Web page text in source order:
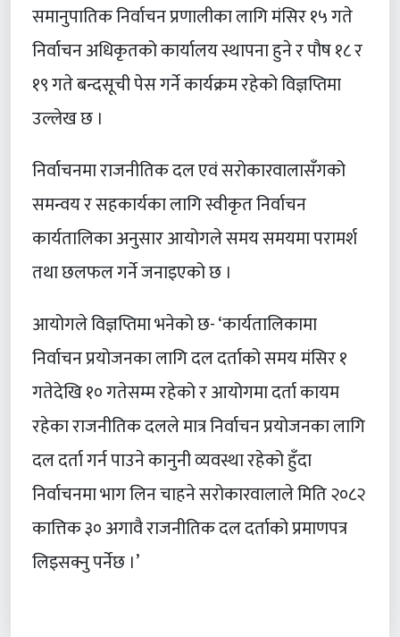
समानुपातिक निर्वाचन प्रणालीका लागि मंसिर १५ गते
निर्वाचन अधिकृतको कार्यालय स्थापना हुने र पौष १८ र
१९ गते बन्दसूची पेस गर्ने कार्यक्रम रहेको विज्ञप्तिमा
उल्लेख छ ।
निर्वाचनमा राजनीतिक दल एवं सरोकारवालासँगको
समन्वय र सहकार्यका लागि स्वीकृत निर्वाचन
कार्यतालिका अनुसार आयोगले समय समयमा परामर्श
तथा छलफल गर्ने जनाइएको छ ।
आयोगले विज्ञप्तिमा भनेको छ- ‘कार्यतालिकामा
निर्वाचन प्रयोजनका लागि दल दर्ताको समय मंसिर १
गतेदेखि १० गतेसम्म रहेको र आयोगमा दर्ता कायम
रहेका राजनीतिक दलले मात्र निर्वाचन प्रयोजनका लागि
दल दर्ता गर्न पाउने कानुनी व्यवस्था रहेको हुँदा
निर्वाचनमा भाग लिन चाहने सरोकारवालाले मिति २०८२
कात्तिक ३० अगावै राजनीतिक दल दर्ताको प्रमाणपत्र
लिइसक्नु पर्नेछ ।’